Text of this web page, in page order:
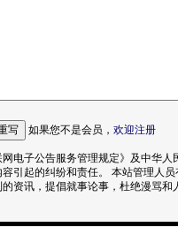
如果您不是会员， 欢迎注册
电子公告服务管理规定》及中华
引起的纠纷和责任。 本站管理人
资讯，提倡就事论事，杜绝漫骂和